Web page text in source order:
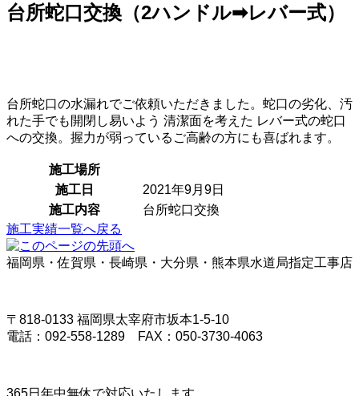
台所蛇口交換（2ハンドル➡レバー式）
台所蛇口の水漏れでご依頼いただきました。蛇口の劣化、汚
れた手でも開閉し易いよう 清潔面を考えた レバー式の蛇口
への交換。握力が弱っているご高齢の方にも喜ばれます。
施工場所
施工日
2021年9月9日
施工内容
台所蛇口交換
施工実績一覧へ戻る
福岡県・佐賀県・長崎県・大分県・熊本県水道局指定工事店
〒818-0133 福岡県太宰府市坂本1-5-10
電話：092-558-1289 FAX：050-3730-4063
365日年中無休で対応いたします